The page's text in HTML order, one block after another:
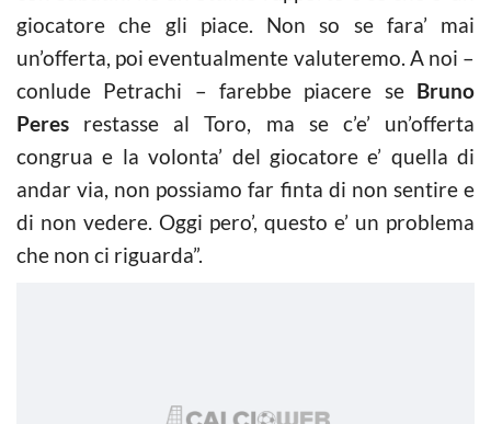
giocatore che gli piace. Non so se fara’ mai
un’offerta, poi eventualmente valuteremo. A noi –
conlude Petrachi – farebbe piacere se Bruno
Peres restasse al Toro, ma se c’e’ un’offerta
congrua e la volonta’ del giocatore e’ quella di
andar via, non possiamo far finta di non sentire e
di non vedere. Oggi pero’, questo e’ un problema
che non ci riguarda”.